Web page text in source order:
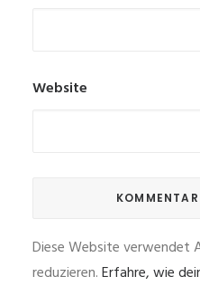
Website
Diese Website verwendet
reduzieren.Erfahre, wie